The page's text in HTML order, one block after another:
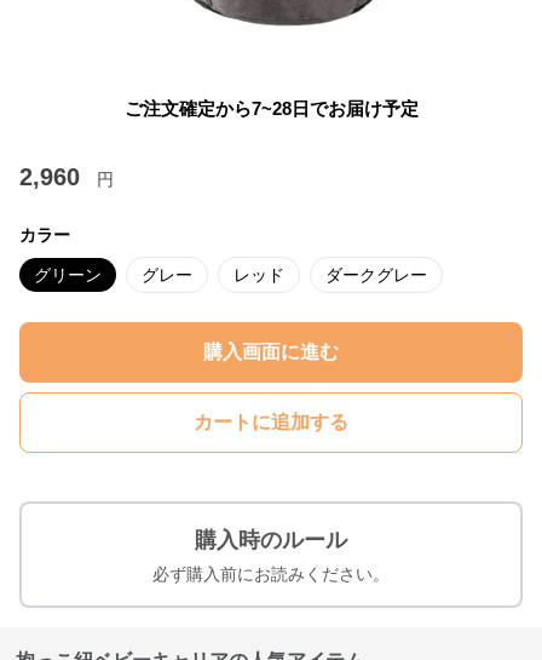
ご注文確定から7~28日でお届け予定
2,960 円
カラー
グリーン グレー レッド ダークグレー
購入画面に進む
カートに追加する
購入時のルール
必ず購入前にお読みください。